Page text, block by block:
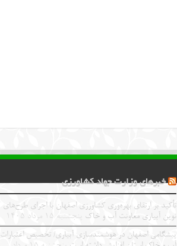
خبرهای وزارت جهاد کشاورزی
تأکید بر ارتقای بهره‌وری کشاورزی اصفهان با اجرای طرح‌های
نوین آبیاری معاونت آب و خاک پنجشنبه ۱۵ مرداد ۱۴۰۵
پیشگامی اصفهان در هوشمندسازی آبیاری/ تخصیص اعتبارات